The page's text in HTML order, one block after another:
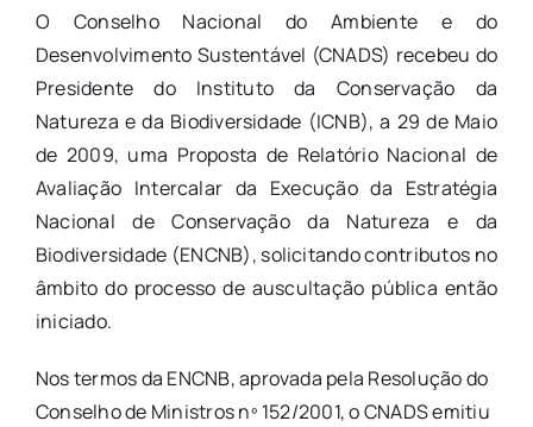
O Conselho Nacional do Ambiente e do
Desenvolvimento Sustentável (CNADS) recebeu do
Presidente do Instituto da Conservação da
Natureza e da Biodiversidade (ICNB), a 29 de Maio
de 2009, uma Proposta de Relatório Nacional de
Avaliação Intercalar da Execução da Estratégia
Nacional de Conservação da Natureza e da
Biodiversidade (ENCNB), solicitando contributos no
âmbito do processo de auscultação pública então
iniciado.
Nos termos da ENCNB, aprovada pela Resolução do
Conselho de Ministros nº 152/2001, o CNADS emitiu